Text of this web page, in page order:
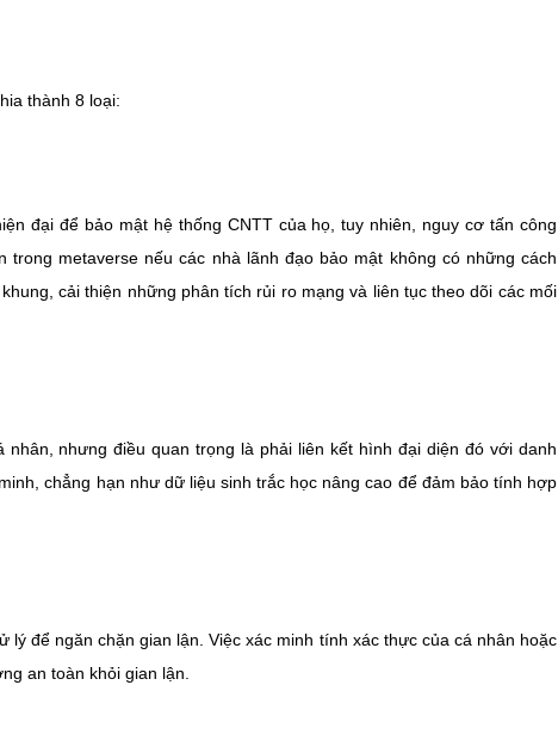
thành 8 loại:
đại để bảo mật hệ thống CNTT của họ, tuy nhiên, nguy cơ tấn công
metaverse nếu các nhà lãnh đạo bảo mật không có những cách
cải thiện những phân tích rủi ro mạng và liên tục theo dõi các mối
nhưng điều quan trọng là phải liên kết hình đại diện đó với danh
chẳng hạn như dữ liệu sinh trắc học nâng cao để đảm bảo tính hợp
để ngăn chặn gian lận. Việc xác minh tính xác thực của cá nhân hoặc
an toàn khỏi gian lận.